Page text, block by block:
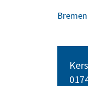
Bremen